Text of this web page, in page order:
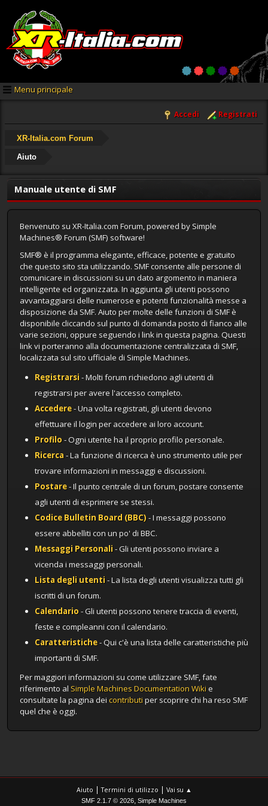
Menu principale
Accedi Registrati
XR-Italia.com Forum
Aiuto
Manuale utente di SMF
Benvenuto su XR-Italia.com Forum, powered by Simple
Machines® Forum (SMF) software!
SMF® è il programma elegante, efficace, potente e gratuito
che questo sito sta utilizzando. SMF consente alle persone di
comunicare in discussioni su un dato argomento in maniera
intelligente ed organizzata. In aggiunta gli utenti possono
avvantaggiarsi delle numerose e potenti funzionalità messe a
disposizione da SMF. Aiuto per molte delle funzioni di SMF è
disponibile cliccando sul punto di domanda posto di fianco alle
varie sezioni, oppure seguendo i link in questa pagina. Questi
link vi porteranno alla documentazione centralizzata di SMF,
localizzata sul sito ufficiale di Simple Machines.
Registrarsi- Molti forum richiedono agli utenti di
registrarsi per avere l'accesso completo.
Accedere- Una volta registrati, gli utenti devono
effettuare il login per accedere ai loro account.
Profilo- Ogni utente ha il proprio profilo personale.
Ricerca- La funzione di ricerca è uno strumento utile per
trovare informazioni in messaggi e discussioni.
Postare- Il punto centrale di un forum, postare consente
agli utenti di esprimere se stessi.
Codice Bulletin Board (BBC)- I messaggi possono
essere abbelliti con un po' di BBC.
Messaggi Personali- Gli utenti possono inviare a
vicenda i messaggi personali.
Lista degli utenti- La lista degli utenti visualizza tutti gli
iscritti di un forum.
Calendario- Gli utenti possono tenere traccia di eventi,
feste e compleanni con il calendario.
Caratteristiche- Qui c'è una lista delle caratteristiche più
importanti di SMF.
Per maggiori informazioni su come utilizzare SMF, fate
riferimento al Simple Machines Documentation Wikie
consultate la pagina dei contributiper scoprire chi ha reso SMF
quel che è oggi.
Aiuto |Termini di utilizzo | Vai su ▲
SMF 2.1.7 © 2026, Simple Machines